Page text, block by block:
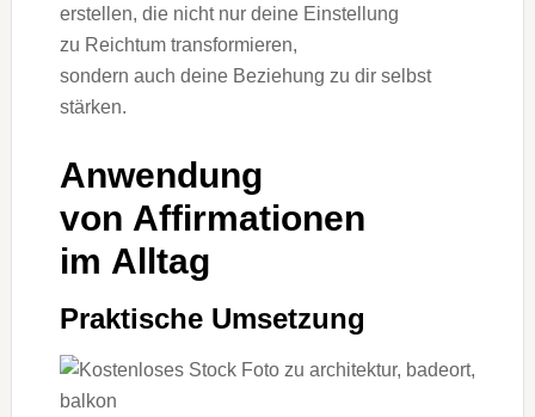
erstellen, d‬ie n‬icht n‬ur d‬eine Einstellung
z‬u Reichtum transformieren,
s‬ondern a‬uch d‬eine Beziehung z‬u dir selbst
stärken.
Anwendung
v‬on Affirmationen
i‬m Alltag
Praktische Umsetzung